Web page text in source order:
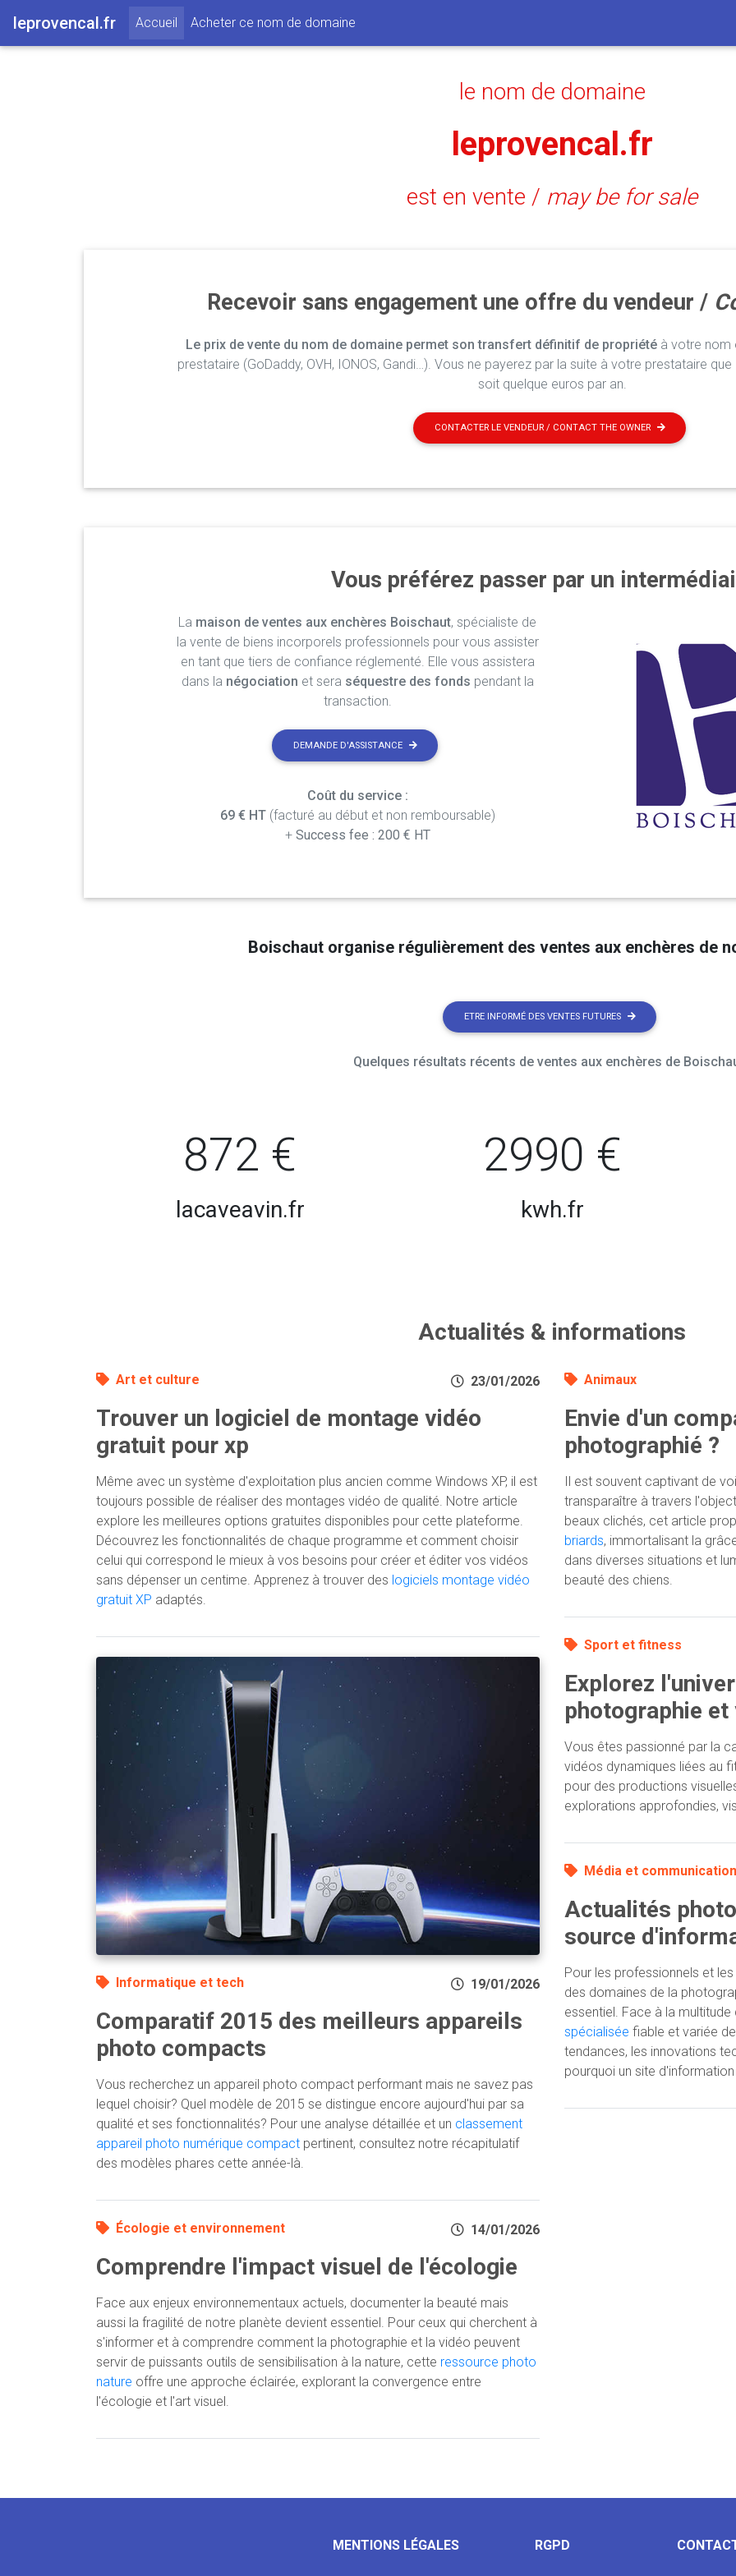
leprovencal.fr Accueil (current)
Acheter ce nom de domaine
le nom de domaine
leprovencal.fr
est en vente / may be for sale
Recevoir sans engagement une offre du vendeur /
Le prix de vente du nom de domaine permet son transfert définitif de propriétéà votre nom
prestataire (GoDaddy, OVH, IONOS, Gandi…). Vous ne payerez par la suite à votre prestataire
soit quelque euros par an.
CONTACTER LE VENDEUR / CONTACT THE OWNER
Vous préférez passer par un
La maison de ventes aux enchères Boischaut, spécialiste de
la vente de biens incorporels professionnels pour vous assister
en tant que tiers de confiance réglementé. Elle vous assistera
dans la négociation et sera séquestre des fonds pendant la
transaction.
DEMANDE D'ASSISTANCE
Coût du service :
69 € HT(facturé au début et non remboursable)
+ Success fee : 200 € HT
Boischaut organise régulièrement des ventes aux enchères de
ETRE INFORMÉ DES VENTES FUTURES
Quelques résultats récents de ventes aux enchères de
872 €
lacaveavin.fr
2990 €
kwh.fr
Actualités & informations
Art et culture 23/01/2026
Trouver un logiciel de montage vidéo
gratuit pour xp
Même avec un système d'exploitation plus ancien comme Windows XP, il est
toujours possible de réaliser des montages vidéo de qualité. Notre article
explore les meilleures options gratuites disponibles pour cette plateforme.
Découvrez les fonctionnalités de chaque programme et comment choisir
celui qui correspond le mieux à vos besoins pour créer et éditer vos vidéos
sans dépenser un centime. Apprenez à trouver des logiciels montage vidéo
gratuit XP adaptés.
Informatique et tech 19/01/2026
Comparatif 2015 des meilleurs appareils
photo compacts
Vous recherchez un appareil photo compact performant mais ne savez pas
lequel choisir? Quel modèle de 2015 se distingue encore aujourd'hui par sa
qualité et ses fonctionnalités? Pour une analyse détaillée et un classement
appareil photo numérique compact pertinent, consultez notre récapitulatif
des modèles phares cette année-là.
Écologie et environnement 14/01/2026
Comprendre l'impact visuel de l'écologie
Face aux enjeux environnementaux actuels, documenter la beauté mais
aussi la fragilité de notre planète devient essentiel. Pour ceux qui cherchent à
s'informer et à comprendre comment la photographie et la vidéo peuvent
servir de puissants outils de sensibilisation à la nature, cette ressource photo
nature offre une approche éclairée, explorant la convergence entre
l'écologie et l'art visuel.
Animaux
Envie d'un
photographié ?
Il est souvent captivant de
transparaître à travers
beaux clichés, cet article
briards, immortalisant la
dans diverses situations et
beauté des chiens.
Sport et fitness
Explorez
photographie et
Vous êtes passionné par la
vidéos dynamiques liées au
pour des productions
explorations approfondies,
Média et communication
Actualités
source
Pour les professionnels et
des domaines de la
essentiel. Face à la
spécialisée fiable et variée
tendances, les innovations
pourquoi un site
MENTIONS LÉGALES RGPD